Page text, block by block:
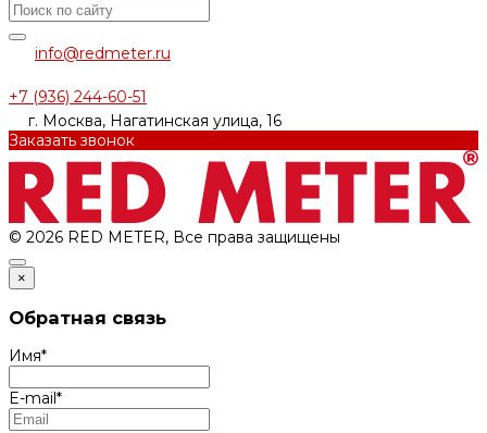
info@redmeter.ru
+7 (936) 244-60-51
г. Москва, Нагатинская улица, 16
Заказать звонок
© 2026 RED METER, Все права защищены
×
Обратная связь
Имя*
E-mail*